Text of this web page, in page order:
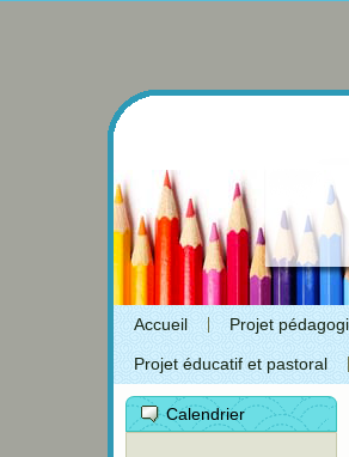
Accueil Projet
Projet éducatif et pastoral
Calendrier